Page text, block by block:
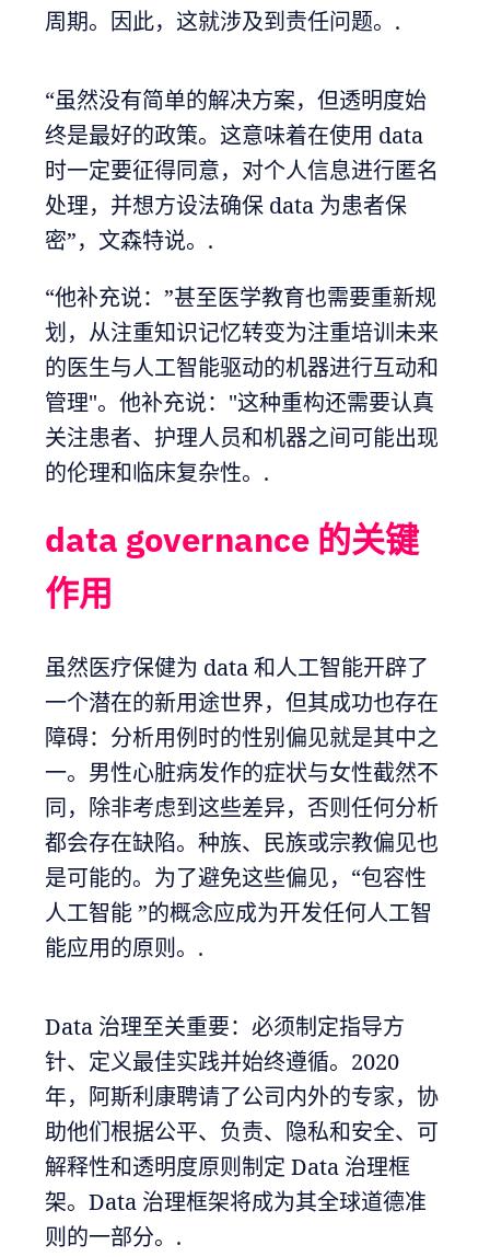
周期。因此，这就涉及到责任问题。.
“虽然没有简单的解决方案，但透明度始
终是最好的政策。这意味着在使用 data
时一定要征得同意，对个人信息进行匿名
处理，并想方设法确保 data 为患者保
密”，文森特说。.
“他补充说：”甚至医学教育也需要重新规
划，从注重知识记忆转变为注重培训未来
的医生与人工智能驱动的机器进行互动和
管理"。他补充说："这种重构还需要认真
关注患者、护理人员和机器之间可能出现
的伦理和临床复杂性。.
data governance 的关键
作用
虽然医疗保健为 data 和人工智能开辟了
一个潜在的新用途世界，但其成功也存在
障碍：分析用例时的性别偏见就是其中之
一。男性心脏病发作的症状与女性截然不
同，除非考虑到这些差异，否则任何分析
都会存在缺陷。种族、民族或宗教偏见也
是可能的。为了避免这些偏见，“包容性
人工智能 ”的概念应成为开发任何人工智
能应用的原则。.
Data 治理至关重要：必须制定指导方
针、定义最佳实践并始终遵循。2020
年，阿斯利康聘请了公司内外的专家，协
助他们根据公平、负责、隐私和安全、可
解释性和透明度原则制定 Data 治理框
架。Data 治理框架将成为其全球道德准
则的一部分。.